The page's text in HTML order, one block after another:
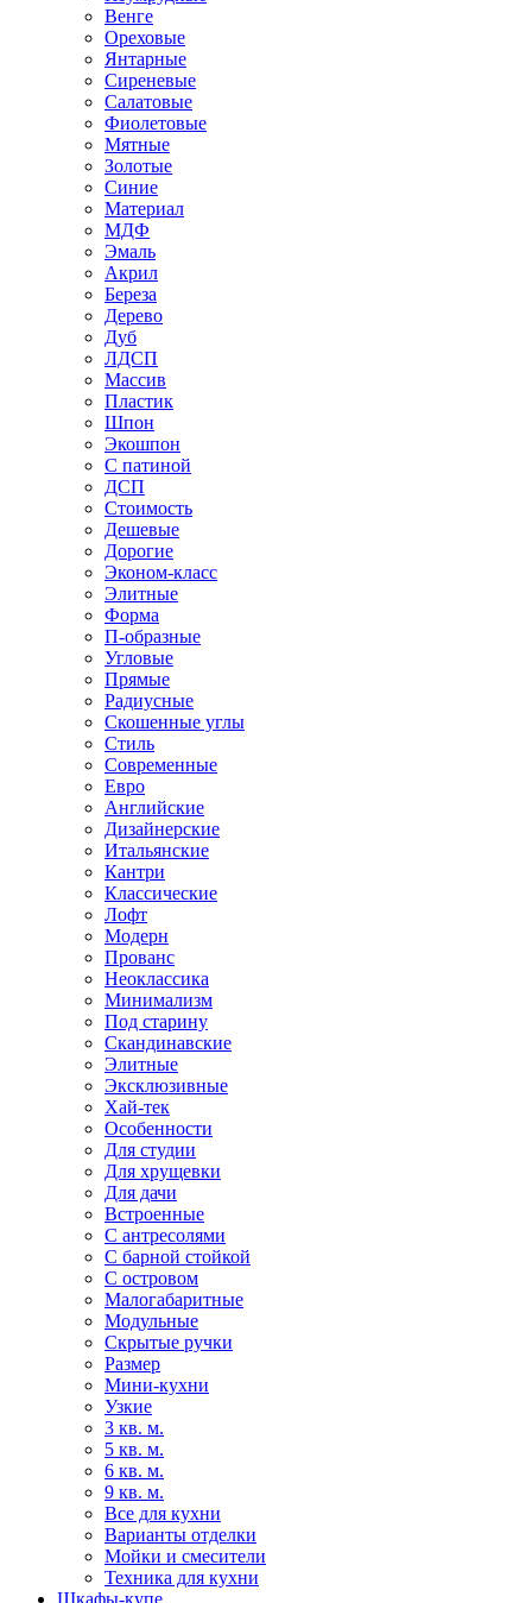
Венге
Ореховые
Янтарные
Сиреневые
Салатовые
Фиолетовые
Мятные
Золотые
Синие
Материал
МДФ
Эмаль
Акрил
Береза
Дерево
Дуб
ЛДСП
Массив
Пластик
Шпон
Экошпон
С патиной
ДСП
Стоимость
Дешевые
Дорогие
Эконом-класс
Элитные
Форма
П-образные
Угловые
Прямые
Радиусные
Скошенные углы
Стиль
Современные
Евро
Английские
Дизайнерские
Итальянские
Кантри
Классические
Лофт
Модерн
Прованс
Неоклассика
Минимализм
Под старину
Скандинавские
Элитные
Эксклюзивные
Хай-тек
Особенности
Для студии
Для хрущевки
Для дачи
Встроенные
С антресолями
С барной стойкой
С островом
Малогабаритные
Модульные
Скрытые ручки
Размер
Мини-кухни
Узкие
3 кв. м.
5 кв. м.
6 кв. м.
9 кв. м.
Все для кухни
Варианты отделки
Мойки и смесители
Техника для кухни
Шкафы-купе